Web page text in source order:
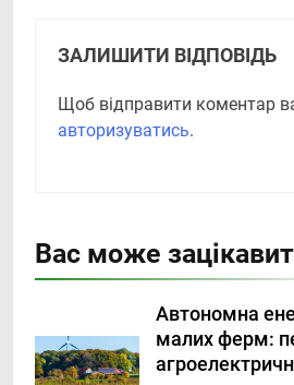
ЗАЛИШИТИ ВІДПОВІДЬ
Щоб відправити коментар
авторизуватись.
Вас може
Автономна
малих ферм: